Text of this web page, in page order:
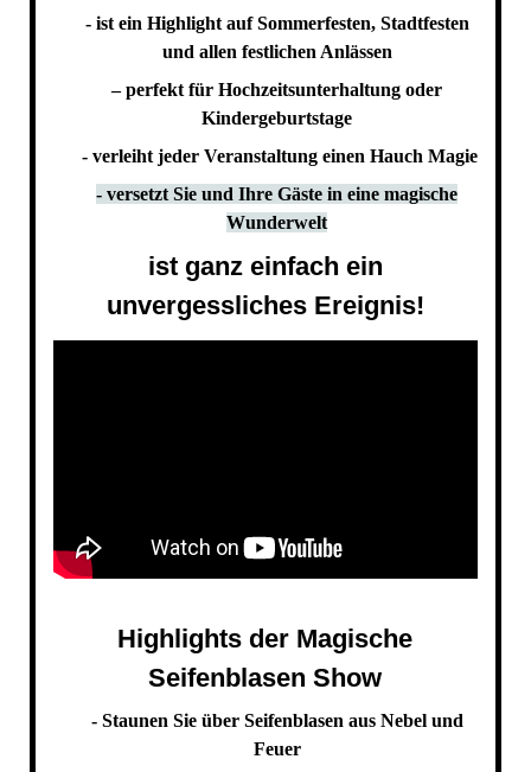
- ist ein Highlight auf Sommerfesten, Stadtfesten
und allen festlichen Anlässen
– perfekt für Hochzeitsunterhaltung oder
Kindergeburtstage
- verleiht jeder Veranstaltung einen Hauch Magie
- versetzt Sie und Ihre Gäste in eine magische
Wunderwelt
ist ganz einfach ein
unvergessliches Ereignis!
Highlights der Magische
Seifenblasen Show
- Staunen Sie über Seifenblasen aus Nebel und
Feuer